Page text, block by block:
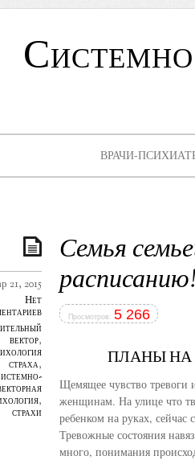
ВРАЧИ-
Семья
расписанию!
Просмотров: 5 266
21, 2015
Нет
вектор,
страха,
,
страхи
ПЛАНЫ НА
Щемящее чувство тревоги
женщинам. На улице что
ребенком на руках, сейчас
Тревожные состояния
много, понимания